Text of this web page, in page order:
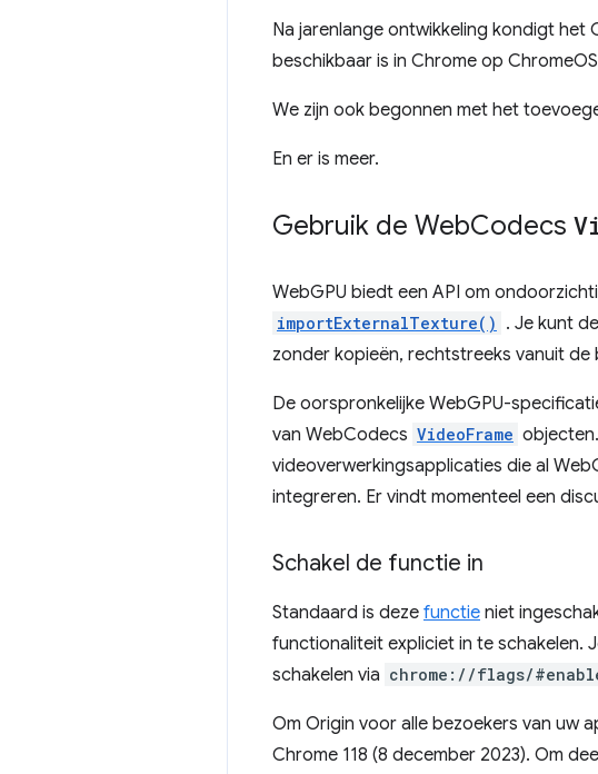
Na jarenlange ontwikkeling kondigt het
beschikbaar is in Chrome op
We zijn ook begonnen met het
En er is meer.
Gebruik de WebCodecs
WebGPU biedt een API om
importExternalTexture() . Je kunt
zonder kopieën, rechtstreeks vanuit de
De oorspronkelijke WebGPU-
van WebCodecs VideoFrame
videoverwerkingsapplicaties die al
integreren. Er vindt momenteel een
Schakel de functie in
Standaard is deze functie niet
functionaliteit expliciet in te schakelen.
schakelen via chrome://flags/
Om Origin voor alle bezoekers van uw
Chrome 118 (8 december 2023). Om